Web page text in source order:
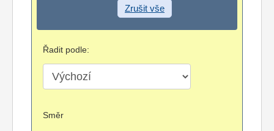
Zrušit vše
Řadit podle:
Směr